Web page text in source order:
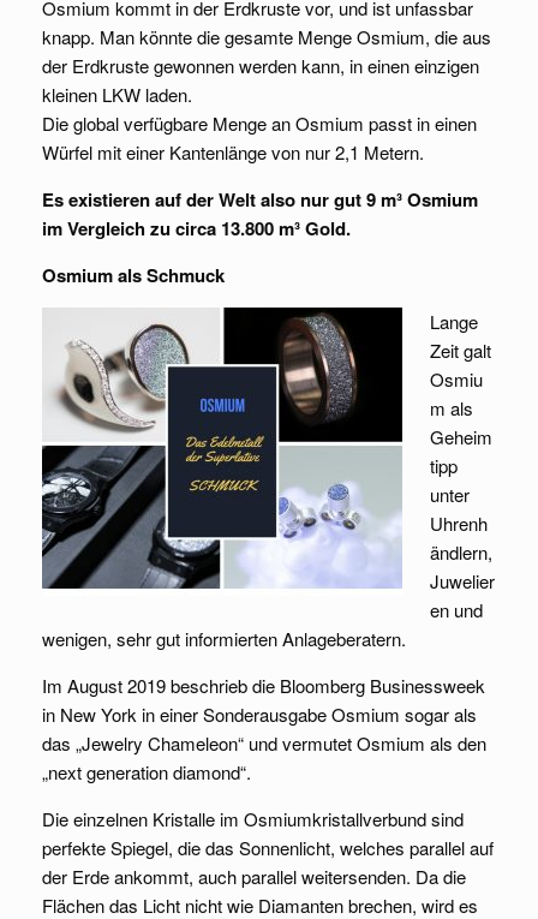
Osmium kommt in der Erdkruste vor, und ist unfassbar
knapp. Man könnte die gesamte Menge Osmium, die aus
der Erdkruste gewonnen werden kann, in einen einzigen
kleinen LKW laden.
Die global verfügbare Menge an Osmium passt in einen
Würfel mit einer Kantenlänge von nur 2,1 Metern.
Es existieren auf der Welt also nur gut 9 m³ Osmium
im Vergleich zu circa 13.800 m³ Gold.
Osmium als Schmuck
Lange
Zeit galt
Osmiu
m als
Geheim
tipp
unter
Uhrenh
ändlern,
Juwelier
en und
wenigen, sehr gut informierten Anlageberatern.
Im August 2019 beschrieb die Bloomberg Businessweek
in New York in einer Sonderausgabe Osmium sogar als
das „Jewelry Chameleon“ und vermutet Osmium als den
„next generation diamond“.
Die einzelnen Kristalle im Osmiumkristallverbund sind
perfekte Spiegel, die das Sonnenlicht, welches parallel auf
der Erde ankommt, auch parallel weitersenden. Da die
Flächen das Licht nicht wie Diamanten brechen, wird es